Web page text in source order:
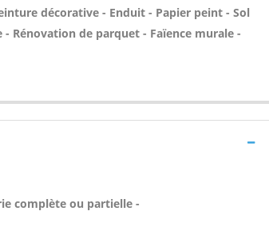
décorative - Enduit - Papier peint - Sol
Rénovation de parquet - Faïence murale -
complète ou partielle -